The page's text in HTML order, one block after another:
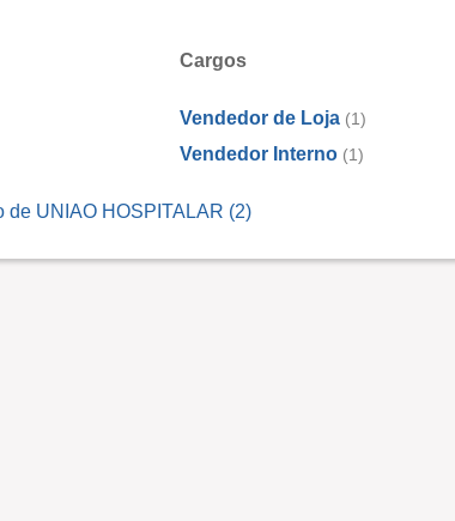
Cargos
Vendedor de Loja (1)
Vendedor Interno (1)
de UNIAO HOSPITALAR (2)